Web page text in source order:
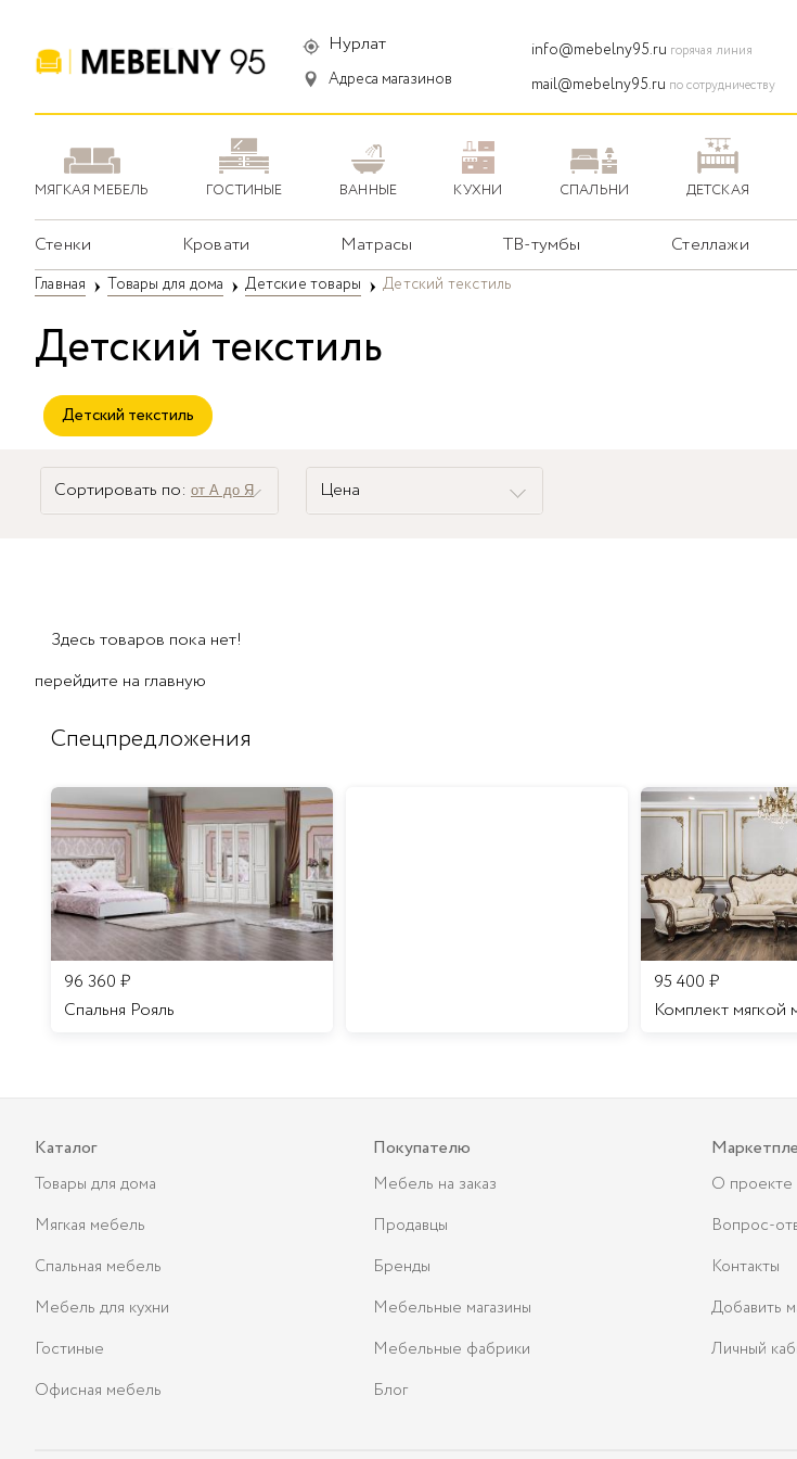
Нурлат
Адреса магазинов
info@mebelny95.ru горячая линия
mail@mebelny95.ru по сотрудничеству
МЯГКАЯ МЕБЕЛЬ ГОСТИНЫЕ ВАННЫЕ КУХНИ СПАЛЬНИ ДЕТСКАЯ
Стенки Кровати Матрасы ТВ-тумбы Стеллажи
Главная Товары для дома Детские товары Детский текстиль
Детский текстиль
Детский текстиль
Сортировать по: от А до Я Цена
Здесь товаров пока нет!
перейдите на главную
Спецпредложения
96 360 ₽
Спальня Рояль
95 400 ₽
Каталог
Товары для дома
Мягкая мебель
Спальная мебель
Мебель для кухни
Гостиные
Офисная мебель
Покупателю
Мебель на заказ
Продавцы
Бренды
Мебельные магазины
Мебельные фабрики
Блог
О проекте
Вопрос-
Контакты
Добавить
Личный